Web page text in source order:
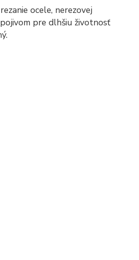
ocele, nerezovej
pre dlhšiu životnosť